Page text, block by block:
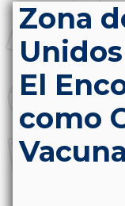
Zona
El
como